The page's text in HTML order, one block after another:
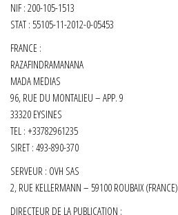
NIF : 200-105-1513
STAT : 55105-11-2012-0-05453
FRANCE :
RAZAFINDRAMANANA
MADA MEDIAS
96, RUE DU MONTALIEU – APP. 9
33320 EYSINES
TEL : +33782961235
SIRET : 493-890-370
SERVEUR : OVH SAS
2, RUE KELLERMANN – 59100 ROUBAIX (FRANCE)
DIRECTEUR DE LA PUBLICATION :